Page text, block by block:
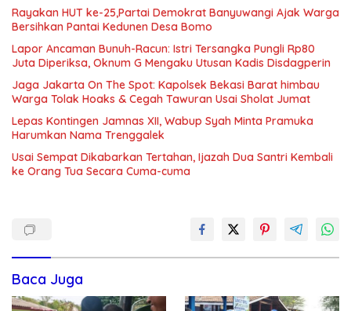
Rayakan HUT ke-25,Partai Demokrat Banyuwangi Ajak Warga
Bersihkan Pantai Kedunen Desa Bomo
Lapor Ancaman Bunuh-Racun: Istri Tersangka Pungli Rp80
Juta Diperiksa, Oknum G Mengaku Utusan Kadis Disdagperin
Jaga Jakarta On The Spot: Kapolsek Bekasi Barat himbau
Warga Tolak Hoaks & Cegah Tawuran Usai Sholat Jumat
Lepas Kontingen Jamnas XII, Wabup Syah Minta Pramuka
Harumkan Nama Trenggalek
Usai Sempat Dikabarkan Tertahan, Ijazah Dua Santri Kembali
ke Orang Tua Secara Cuma-cuma
Baca Juga